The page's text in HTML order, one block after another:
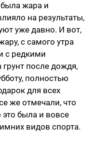
жара и
на результаты,
уже давно. И вот,
с самого утра
с редкими
грунт после дождя,
полностью
для всех
же отмечали, что
была и вовсе
видов спорта.